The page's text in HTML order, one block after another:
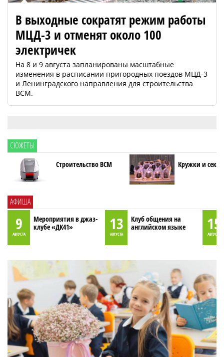
В выходные сократят режим работы
МЦД-3 и отменят около 100
электричек
На 8 и 9 августа запланированы масштабные
изменения в расписании пригородных поездов МЦД-3
и Ленинградского направления для строительства
ВСМ.
СЮЖЕТЫ
Строительство ВСМ Кружки и
АФИША
9
АВГУСТА
Мероприятия в джаз-
клубе «ДК41»
13
АВГУСТА
Клуб общения на
английском языке
15
АВГУСТА